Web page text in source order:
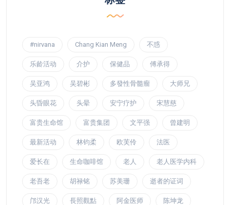
#nirvana Chang Kian Meng 不惑
乐龄活动 介护 保健品 傅承得
吴亚鸿 吴碧彬 多發性骨髓瘤 大师兄
头昏眼花 头晕 安宁疗护 宋慧慈
富贵生命馆 富贵集团 文平强 曾建明
最新活动 林钧柔 欧芙伶 法医
爱长在 生命咖啡馆 老人 老人医学内科
老吾老 胡禄铭 苏美珊 逝者的证词
邝汉光 長照觀點 阿金医师 陈坤龙